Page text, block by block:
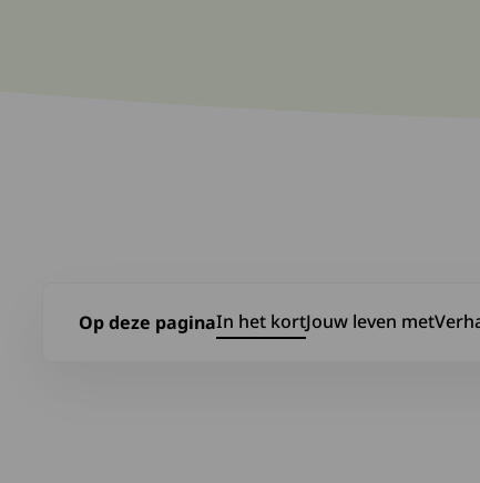
Op deze paginaIn het kort
Ga naar In het kort
Jouw leven met
Ga naar Jouw leven
Ga